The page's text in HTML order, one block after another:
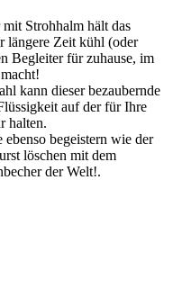
Strohhalm hält das
längere Zeit kühl (oder
Begleiter für zuhause, im
kann dieser bezaubernde
auf der für Ihre
halten.
begeistern wie der
löschen mit dem
der Welt!.